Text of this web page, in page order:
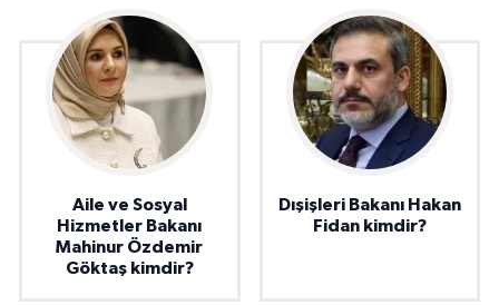
Aile ve Sosyal
Hizmetler Bakanı
Mahinur Özdemir
Göktaş kimdir?
Dışişleri Bakanı Hakan
Fidan kimdir?